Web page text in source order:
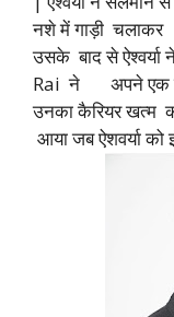
नशे में गाड़ी
उसके बाद से
Rai ने अपने एक
उनका कैरियर
आया जब ऐशवर्या को